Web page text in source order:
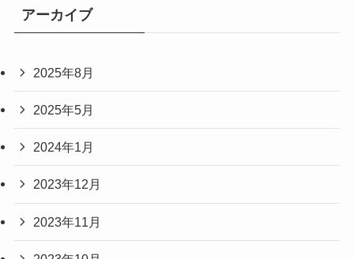
アーカイブ
2025年8月
2025年5月
2024年1月
2023年12月
2023年11月